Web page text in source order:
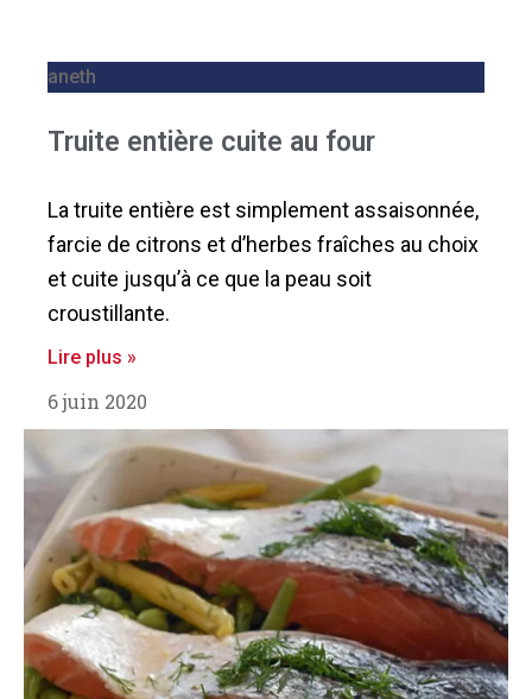
aneth
Truite entière cuite au four
La truite entière est simplement assaisonnée,
farcie de citrons et d’herbes fraîches au choix
et cuite jusqu’à ce que la peau soit
croustillante.
Lire plus »
6 juin 2020